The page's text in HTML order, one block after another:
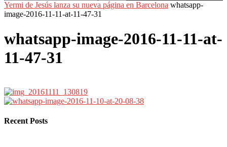
Yermi de Jesús lanza su nueva página en Barcelona whatsapp-
image-2016-11-11-at-11-47-31
whatsapp-image-2016-11-11-at-
11-47-31
Recent Posts